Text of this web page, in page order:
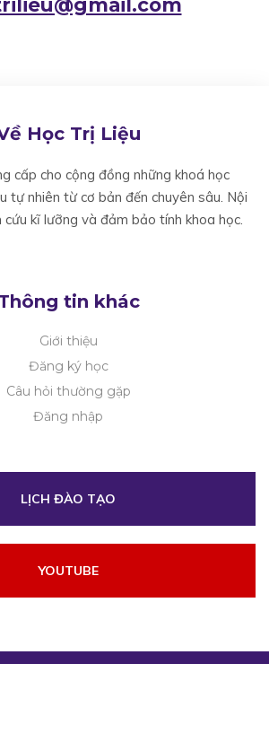
Học Trị Liệu
cấp cho cộng đồng những khoá học
tự nhiên từ cơ bản đến chuyên sâu. Nội
cứu kĩ lưỡng và đảm bảo tính khoa học.
tin khác
Giới thiệu
Đăng ký học
Câu hỏi thường gặp
Đăng nhập
LỊCH ĐÀO TẠO
YOUTUBE